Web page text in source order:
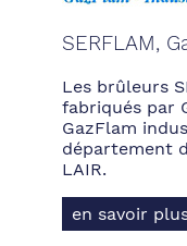
SERFLAM,
Les brûleurs
fabriqués par
GazFlam
département
LAIR.
en savoir